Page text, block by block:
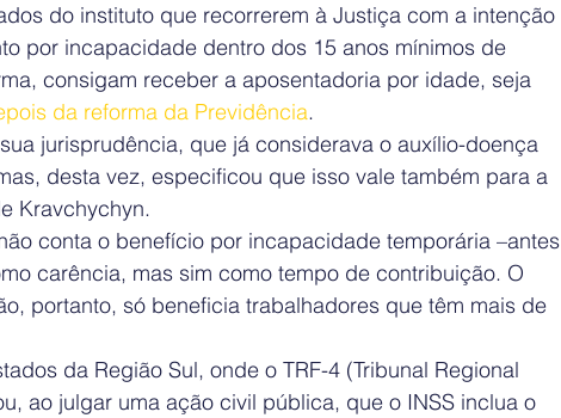
do instituto que recorrerem à Justiça com a intenção
por incapacidade dentro dos 15 anos mínimos de
consigam receber a aposentadoria por idade, seja
da reforma da Previdência.
jurisprudência, que já considerava o auxílio-doença
desta vez, especificou que isso vale também para a
Kravchychyn.
conta o benefício por incapacidade temporária –antes
carência, mas sim como tempo de contribuição. O
portanto, só beneficia trabalhadores que têm mais de
da Região Sul, onde o TRF-4 (Tribunal Regional
ao julgar uma ação civil pública, que o INSS inclua o